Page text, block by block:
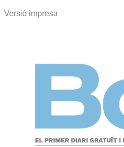
Versió impresa